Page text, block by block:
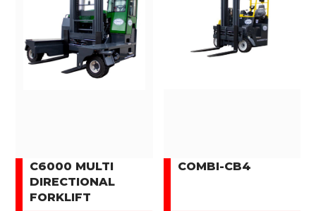
C6000 MULTI
DIRECTIONAL
FORKLIFT
COMBI-CB4